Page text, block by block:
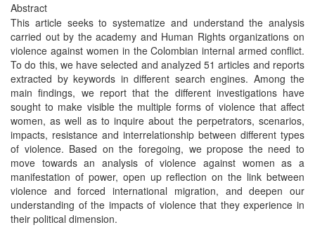
Abstract
This article seeks to systematize and understand the analysis
carried out by the academy and Human Rights organizations on
violence against women in the Colombian internal armed conflict.
To do this, we have selected and analyzed 51 articles and reports
extracted by keywords in different search engines. Among the
main findings, we report that the different investigations have
sought to make visible the multiple forms of violence that affect
women, as well as to inquire about the perpetrators, scenarios,
impacts, resistance and interrelationship between different types
of violence. Based on the foregoing, we propose the need to
move towards an analysis of violence against women as a
manifestation of power, open up reflection on the link between
violence and forced international migration, and deepen our
understanding of the impacts of violence that they experience in
their political dimension.